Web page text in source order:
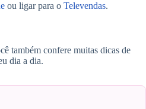
ou ligar para o Televendas.
também confere muitas dicas de
dia a dia.